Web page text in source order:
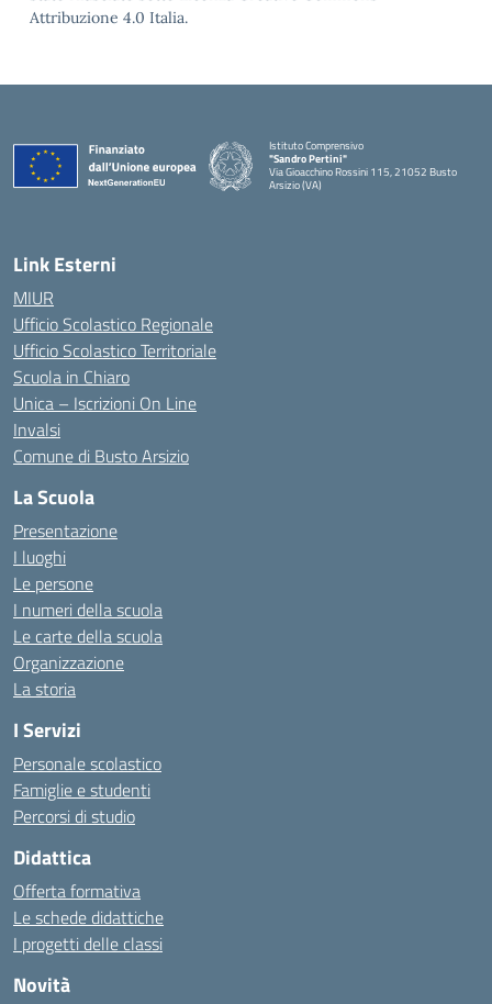
Attribuzione 4.0 Italia.
Istituto Comprensivo
"Sandro Pertini"
Via Gioacchino Rossini 115, 21052 Busto
Arsizio (VA)
Link Esterni
MIUR
Ufficio Scolastico Regionale
Ufficio Scolastico Territoriale
Scuola in Chiaro
Unica – Iscrizioni On Line
Invalsi
Comune di Busto Arsizio
La Scuola
Presentazione
I luoghi
Le persone
I numeri della scuola
Le carte della scuola
Organizzazione
La storia
I Servizi
Personale scolastico
Famiglie e studenti
Percorsi di studio
Didattica
Offerta formativa
Le schede didattiche
I progetti delle classi
Novità